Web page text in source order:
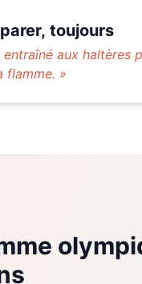
toujours
entraîné aux haltères
flamme. »